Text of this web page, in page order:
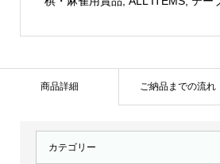
ロ
6081
商品詳細 ご納品までの流れ
カテゴリー